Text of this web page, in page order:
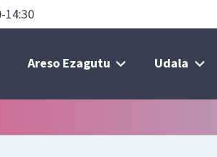
14:30
Areso Ezagutu Udala